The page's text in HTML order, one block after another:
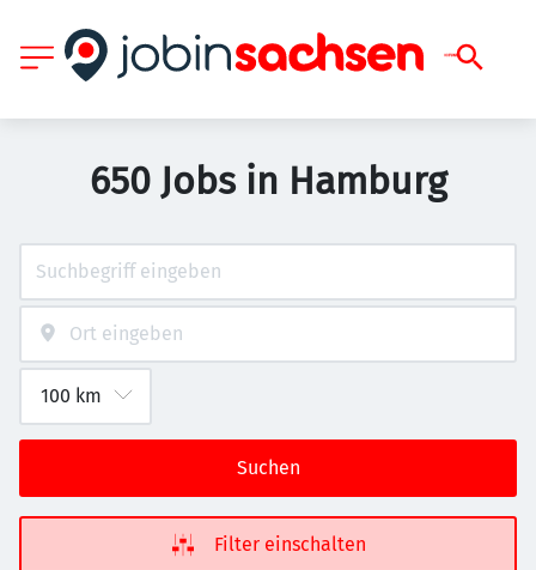
650 Jobs in Hamburg
Suchen
Filter einschalten